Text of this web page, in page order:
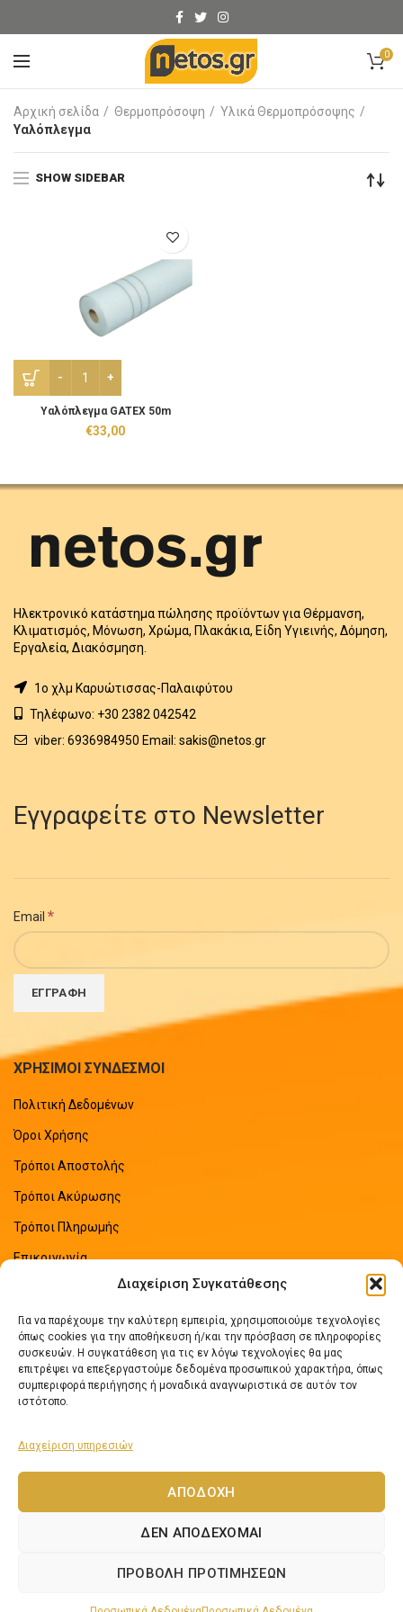
Διαχείριση Συγκατάθεσης
Για να παρέχουμε την καλύτερη εμπειρία, χρησιμοποιούμε τεχνολογίες
όπως cookies για την αποθήκευση ή/και την πρόσβαση σε πληροφορίες
συσκευών. Η συγκατάθεση για τις εν λόγω τεχνολογίες θα μας
επιτρέψει να επεξεργαστούμε δεδομένα προσωπικού χαρακτήρα, όπως
συμπεριφορά περιήγησης ή μοναδικά αναγνωριστικά σε αυτόν τον
ιστότοπο.
Διαχείριση υπηρεσιών
ΑΠΟΔΟΧΉ
ΔΕΝ ΑΠΟΔΈΧΟΜΑΙ
ΠΡΟΒΟΛΉ ΠΡΟΤΙΜΉΣΕΩΝ
0
Αρχική σελίδα Θερμοπρόσοψη
Υλικά Θερμοπρόσοψης
Υαλόπλεγμα
SHOW SIDEBAR
Υαλόπλεγμα GATEX 50m
€33,00
Ηλεκτρονικό κατάστημα πώλησης προϊόντων για Θέρμανση,
Κλιματισμός, Μόνωση, Χρώμα, Πλακάκια, Είδη Υγιεινής, Δόμηση,
Εργαλεία, Διακόσμηση.
1o χλμ Καρυώτισσας-Παλαιφύτου
Τηλέφωνο: +30 2382 042542
viber: 6936984950 Email: sakis@netos.gr
Εγγραφείτε στο Newsletter
Email *
ΧΡΗΣΙΜΟΙ ΣΥΝΔΕΣΜΟΙ
Πολιτική Δεδομένων
Όροι Χρήσης
Τρόποι Αποστολής
Τρόποι Ακύρωσης
Τρόποι Πληρωμής
Επικοινωνία
ΠΡΟΣΦΑΤΑ ΑΡΘΡΑ
Οδηγός Εξοικονόμησης Ενέργειας
No Comments
Πως να επιλέξετε ηλιακό θερμοσίφωνα
Τεχνολογιών.